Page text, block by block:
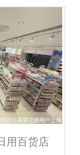
用百货店